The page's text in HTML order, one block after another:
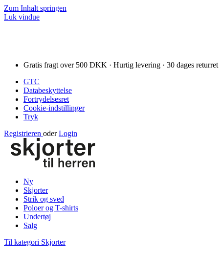
Zum Inhalt springen
Luk vindue
Gratis fragt over 500 DKK · Hurtig levering · 30 dages returret
GTC
Databeskyttelse
Fortrydelsesret
Cookie-indstillinger
Tryk
Registrieren oder Login
Ny
Skjorter
Strik og sved
Poloer og T-shirts
Undertøj
Salg
Til kategori Skjorter